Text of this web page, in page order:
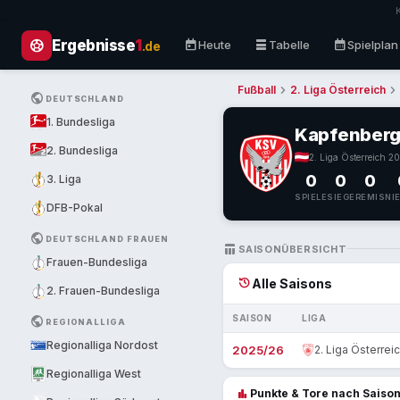
sports_soccer Ergebnisse1.de todayHeute table_rows Tabelle calendar_monthSpielplan
PUBLIC DEUTSCHLAND
1. Bundesliga
2. Bundesliga
3. Liga
DFB-Pokal
PUBLIC DEUTSCHLAND FRAUEN
Frauen-Bundesliga
2. Frauen-Bundesliga
PUBLIC REGIONALLIGA
Regionalliga Nordost
Regionalliga West
Fußball chevron_right 2. Liga Österreich chevron_right
2. Liga Österreich
0
SPIELE
0
SIEGE
0
REMIS
TABLE_CHART SAISONÜBERSICHT
historyAlle Saisons
SAISON LIGA
2025/26 2. Liga
bar_chart Punkte & Tore nach Saison